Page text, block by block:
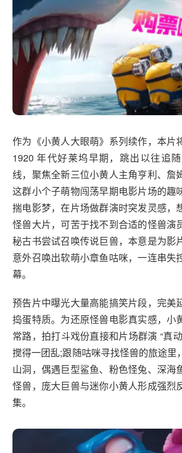
作为《小黄人大眼萌》系列续作，本片
1920 年代好莱坞早期，跳出以往追
线，聚焦全新三位小黄人主角亨利、詹
这群小个子萌物闯荡早期电影片场的趣
揣电影梦，在片场做群演时突发灵感，
怪兽大片，可苦于找不到合适的怪兽演
秘古书尝试召唤传说巨兽，本意是为影
意外召唤出软萌小章鱼咕咪，一连串失
幕。
预告片中曝光大量高能搞笑片段，完美
捣蛋特质。为还原怪兽电影真实感，小
常路，拍打斗戏份直接和片场群演 “真
搅得一团乱;跟随咕咪寻找怪兽的旅途里
山洞，偶遇巨型鲨鱼、粉色怪兔、深海
怪兽，庞大巨兽与迷你小黄人形成强烈
集。